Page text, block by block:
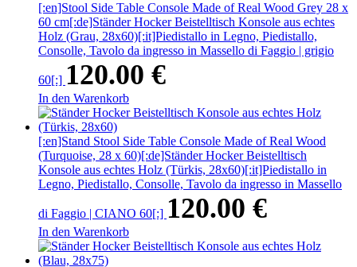
[:en]Stool Side Table Console Made of Real Wood Grey 28 x
60 cm[:de]Ständer Hocker Beistelltisch Konsole aus echtes
Holz (Grau, 28x60)[:it]Piedistallo in Legno, Piedistallo,
Consolle, Tavolo da ingresso in Massello di Faggio | grigio
60[:] 120.00 €
In den Warenkorb
[:en]Stand Stool Side Table Console Made of Real Wood
(Turquoise, 28 x 60)[:de]Ständer Hocker Beistelltisch
Konsole aus echtes Holz (Türkis, 28x60)[:it]Piedistallo in
Legno, Piedistallo, Consolle, Tavolo da ingresso in Massello
di Faggio | CIANO 60[:] 120.00 €
In den Warenkorb